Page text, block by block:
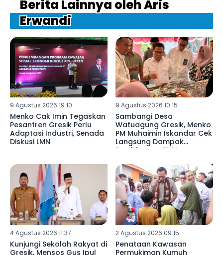
Berita Lainnya oleh Aris
Erwandi
9 Agustus 2026 19:10
Menko Cak Imin Tegaskan
Pesantren Gresik Perlu
Adaptasi Industri, Senada
Diskusi LMN
9 Agustus 2026 10:15
Sambangi Desa
Watuagung Gresik, Menko
PM Muhaimin Iskandar Cek
Langsung Dampak
Pembiayaan PNM
4 Agustus 2026 11:37
Kunjungi Sekolah Rakyat di
Gresik, Mensos Gus Ipul
2 Agustus 2026 09:15
Penataan Kawasan
Permukiman Kumuh